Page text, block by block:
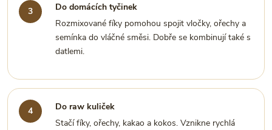
Do domácích tyčinek
Rozmixované fíky pomohou spojit vločky, ořechy a
semínka do vláčné směsi. Dobře se kombinují také s
datlemi.
Do raw kuliček
Stačí fíky, ořechy, kakao a kokos. Vznikne rychlá